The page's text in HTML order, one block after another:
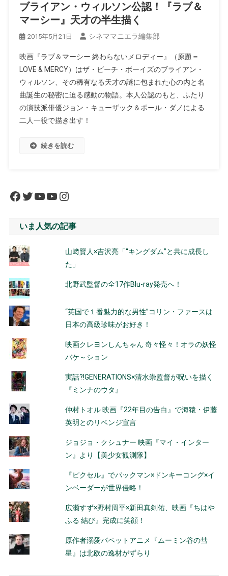
ブライアン・ウィルソン公認！『ラブ＆
マーシー』天才の半生描く
2015年5月21日 シネママニエラ編集部
映画『ラブ＆マーシー 終わらないメロディー』（原題＝
LOVE & MERCY）はザ・ビーチ・ボーイズのブライアン・
ウィルソン、その稀有なる天才の謎に包まれた心の内と名
曲誕生の秘密に迫る感動の物語。本人公認のもと、ふたり
の演技派俳優ジョン・キューザック＆ポール・ダノによる
二人一役で描き出す！
続きを読む
Facebook
Twitter
YouTube
YouTube
Instagram
いま人気の記事
山﨑賢人×吉沢亮「“キングダム”と共に成長し
た」
北野武監督の全17作Blu-ray発売へ！
“英国で１番魅力的な男性”コリン・ファースは
日本の高級珍味がお好き！
映画クレヨンしんちゃん 奇々怪々！オラの妖怪
バケ～ション
実話?!GENERATIONS×清水崇監督が呪いを描く
『ミンナのウタ』
仲村トオル 映画『22年目の告白』で海猿・伊藤
英明とのリベンジ宣言
ジョジョ・クシュナー 映画『マイ・インター
ン』より【美少女観測隊】
『ピクセル』でパックマン×ドンキーコング×イ
ンベーダーが世界侵略！
広瀬すず×野村周平×新田真剣佑、映画『ちはや
ふる 結び』完成に笑顔！
原作者溺愛パペットアニメ『ムーミン谷の彗
星』は北欧の逸材がずらり